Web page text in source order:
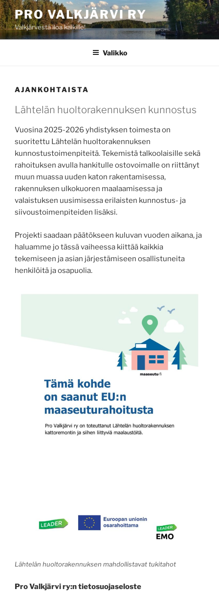
Siirry
sisältöönPRO VALKJÄRVI RY
Valkjärvestä iloa kaikille!
Valikko
AJANKOHTAISTA
Lähtelän huoltorakennuksen kunnostus
Vuosina 2025-2026 yhdistyksen toimesta on
suoritettu Lähtelän huoltorakennuksen
kunnostustoimenpiteitä. Tekemistä talkoolaisille sekä
rahoituksen avulla hankitulle ostovoimalle on riittänyt
muun muassa uuden katon rakentamisessa,
rakennuksen ulkokuoren maalaamisessa ja
valaistuksen uusimisessa erilaisten kunnostus- ja
siivoustoimenpiteiden lisäksi.
Projekti saadaan päätökseen kuluvan vuoden aikana, ja
haluamme jo tässä vaiheessa kiittää kaikkia
tekemiseen ja asian järjestämiseen osallistuneita
henkilöitä ja osapuolia.
Lähtelän huoltorakennuksen mahdollistavat tukitahot
Pro Valkjärvi ry:n tietosuojaseloste